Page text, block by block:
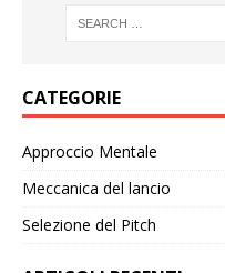
CATEGORIE
Approccio Mentale
Meccanica del lancio
Selezione del Pitch